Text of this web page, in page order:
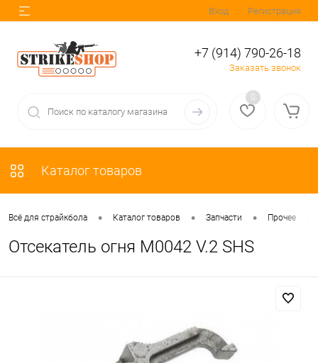
Вход Регистрация
+7 (914) 790-26-18
Заказать звонок
0
Каталог товаров
Всё для страйкбола • Каталог товаров • Запчасти • Прочее
Отсекатель огня М0042 V.2 SHS